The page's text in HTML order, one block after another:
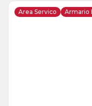
Area Servico Armario